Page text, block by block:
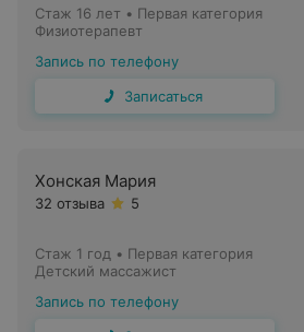
Стаж 16 лет • Первая категория
Физиотерапевт
Запись по телефону
Записаться
Хонская Мария
32 отзыва 5
Стаж 1 год • Первая категория
Детский массажист
Запись по телефону